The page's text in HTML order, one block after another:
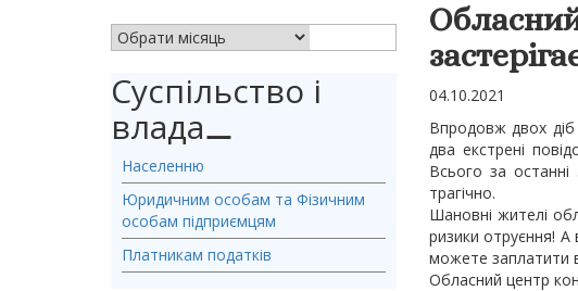
АРХІВ НОВИН
Суспільство і
влада⚊
Населенню
Юридичним особам та Фізичним
особам підприємцям
Платникам податків
04.10.2021
Впродовж двох
два екстрені
Всього за
трагічно.
Шановні жителі
ризики отруєння! А
можете заплатити
Обласний центр